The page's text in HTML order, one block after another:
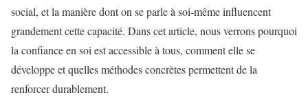
social, et la manière dont on se parle à soi-même influencent
grandement cette capacité. Dans cet article, nous verrons pourquoi
la confiance en soi est accessible à tous, comment elle se
développe et quelles méthodes concrètes permettent de la
renforcer durablement.